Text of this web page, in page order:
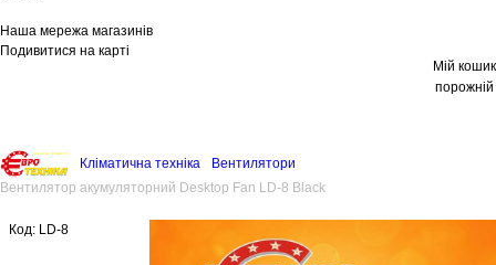
Наша мережа магазинів
Подивитися на карті
Мій кошик
порожній
Кліматична техніка
Вентилятори
Вентилятор акумуляторний Desktop Fan LD-8 Black
Код: LD-8